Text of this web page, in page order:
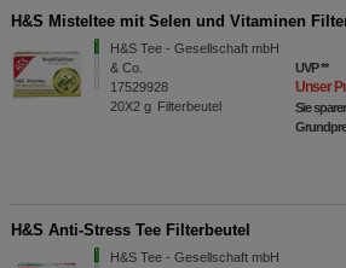
H&S Misteltee mit Selen und Vitaminen
H&S Tee - Gesellschaft mbH
& Co.
17529928
20X2 g Filterbeutel
UVP**
Unser
Sie
H&S Anti-Stress Tee Filterbeutel
H&S Tee - Gesellschaft mbH